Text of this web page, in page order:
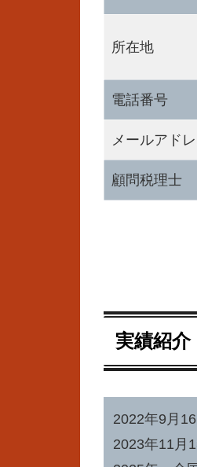
所在地
電話番号
メールアド
顧問税理士
実績紹介
2022年9月
2023年11月